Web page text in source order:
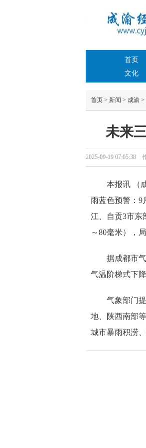
首页
文化
首页 > 新闻 > 成渝 >
未来
2025-09-19
本报讯 （
雨蓝色预警：9
江、自贡3市东
～80毫米），
据成都市
气温阶梯式下
气象部门
地、陕西南部
城市暴雨积涝